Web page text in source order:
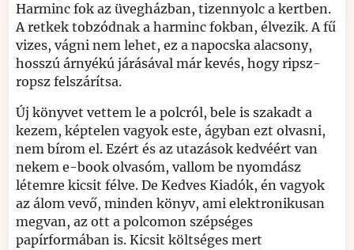
Harminc fok az üvegházban, tizennyolc a kertben.
A retkek tobzódnak a harminc fokban, élvezik. A fű
vizes, vágni nem lehet, ez a napocska alacsony,
hosszú árnyékú járásával már kevés, hogy ripsz-
ropsz felszárítsa.
Új könyvet vettem le a polcról, bele is szakadt a
kezem, képtelen vagyok este, ágyban ezt olvasni,
nem bírom el. Ezért és az utazások kedvéért van
nekem e-book olvasóm, vallom be nyomdász
létemre kicsit félve. De Kedves Kiadók, én vagyok
az álom vevő, minden könyv, ami elektronikusan
megvan, az ott a polcomon szépséges
papírformában is. Kicsit költséges mert